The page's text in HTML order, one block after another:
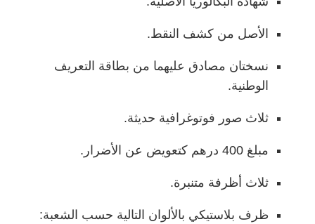
الأصل من كشف النقط.
نسختان مصادق عليهما من بطاقة التعريف
الوطنية.
ثلاث صور فوتوغرافية حديثة.
مبلغ 400 درهم كتعويض عن الأضرار.
ثلاث أظرفة متنبرة.
ظرف بلاستيكي بالألوان التالية حسب الشعبة: